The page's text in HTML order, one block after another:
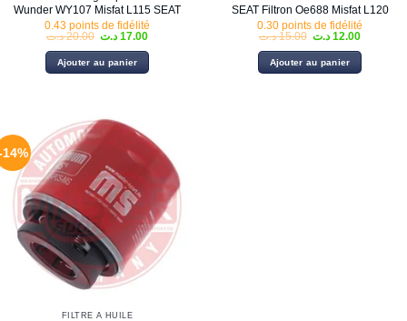
Wunder WY107 Misfat L115 SEAT
0.43 points de fidélité
20.00 د.ت
Le
initial
était :
17.00 د.ت
Le
actuel
est :
Ajouter au panier
SEAT Filtron Oe688 Misfat L120
0.30 points de fidélité
15.00 د.ت
Le
initial
était :
12.00 د.ت
Le
actuel
est :
Ajouter au panier
FILTRE À HUILE